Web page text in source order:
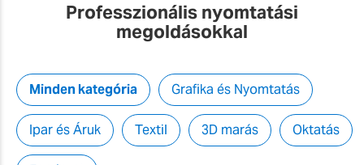
Professzionális nyomtatási
megoldásokkal
Minden kategória Grafika és Nyomtatás
Ipar és Áruk Textil 3D marás Oktatás